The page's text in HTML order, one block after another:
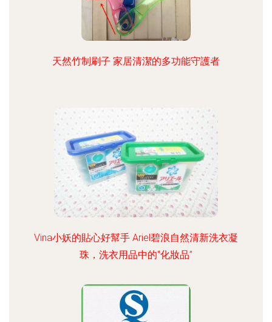
天然竹制刷子 家居清潔的多功能守護者
Vina小妖的貼心好幫手 Ariel碧浪自然清新洗衣凝
珠，洗衣用品中的“化妝品”